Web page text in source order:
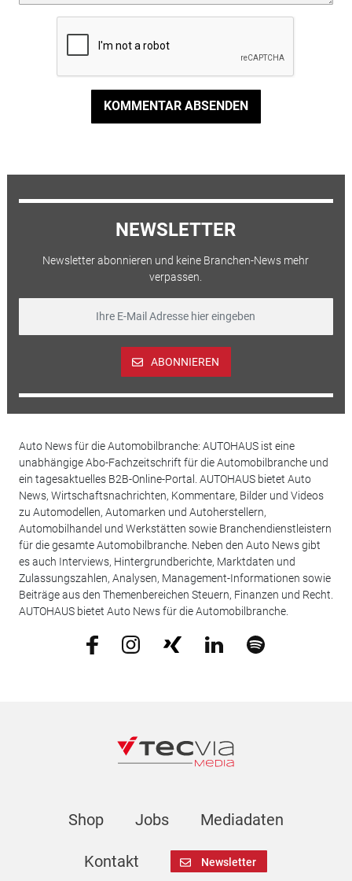
KOMMENTAR ABSENDEN
NEWSLETTER
Newsletter abonnieren und keine Branchen-News mehr
verpassen.
ABONNIEREN
Auto News für die Automobilbranche: AUTOHAUS ist eine
unabhängige Abo-Fachzeitschrift für die Automobilbranche und
ein tagesaktuelles B2B-Online-Portal. AUTOHAUS bietet Auto
News, Wirtschaftsnachrichten, Kommentare, Bilder und Videos
zu Automodellen, Automarken und Autoherstellern,
Automobilhandel und Werkstätten sowie Branchendienstleistern
für die gesamte Automobilbranche. Neben den Auto News gibt
es auch Interviews, Hintergrundberichte, Marktdaten und
Zulassungszahlen, Analysen, Management-Informationen sowie
Beiträge aus den Themenbereichen Steuern, Finanzen und Recht.
AUTOHAUS bietet Auto News für die Automobilbranche.
Shop Jobs Mediadaten
Kontakt Newsletter